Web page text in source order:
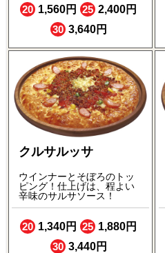
20 1,560円 25 2,400円
303,640円
クルサルッサ
ウインナーとそぼろのトッ
ピング！仕上げは、程よい
辛味のサルサソース！
20 1,340円 25 1,880円
303,440円